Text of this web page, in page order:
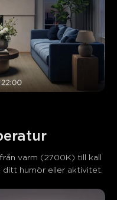
varm (2700K) till kall
humör eller aktivitet.